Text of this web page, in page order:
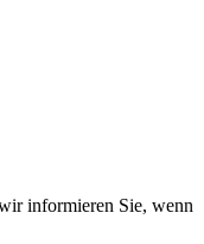
informieren Sie, wenn